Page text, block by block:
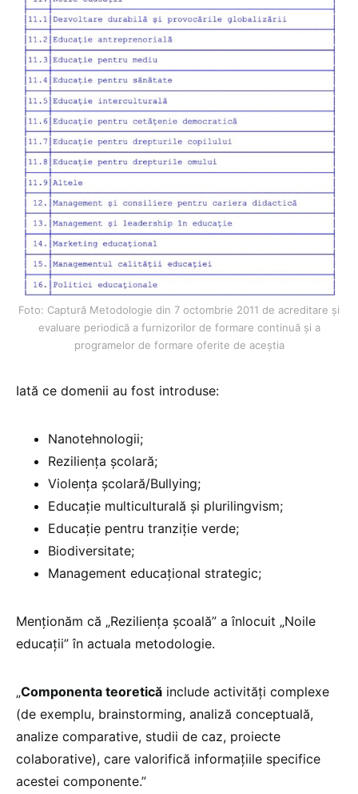
Foto: Captură Metodologie din 7 octombrie 2011 de acreditare şi
evaluare periodică a furnizorilor de formare continuă şi a
programelor de formare oferite de aceştia
Iată ce domenii au fost introduse:
Nanotehnologii;
Reziliența școlară;
Violența școlară/Bullying;
Educație multiculturală și plurilingvism;
Educație pentru tranziție verde;
Biodiversitate;
Management educațional strategic;
Menționăm că „Reziliența școală” a înlocuit „Noile
educații” în actuala metodologie.
„Componenta teoretică include activități complexe
(de exemplu, brainstorming, analiză conceptuală,
analize comparative, studii de caz, proiecte
colaborative), care valorifică informațiile specifice
acestei componente.”